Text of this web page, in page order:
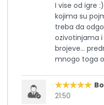
I vise od igre
kojima su
treba da
ozivotinjama
brojeve…
mnogo toga
21:50